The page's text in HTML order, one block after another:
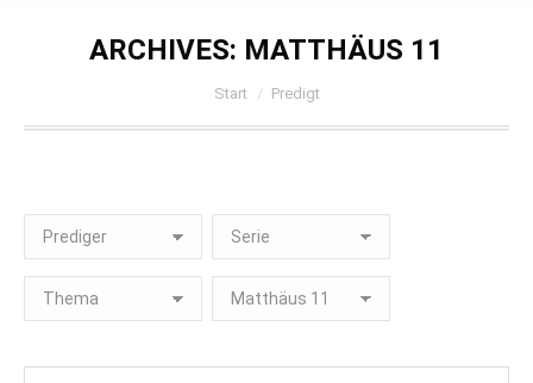
ARCHIVES: MATTHÄUS 11
Sie befinden sich hier:
Start Predigt